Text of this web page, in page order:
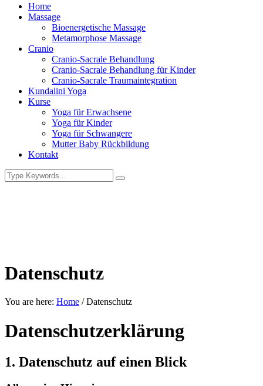
Home
Massage
Bioenergetische Massage
Metamorphose Massage
Cranio
Cranio-Sacrale Behandlung
Cranio-Sacrale Behandlung für Kinder
Cranio-Sacrale Traumaintegration
Kundalini Yoga
Kurse
Yoga für Erwachsene
Yoga für Kinder
Yoga für Schwangere
Mutter Baby Rückbildung
Kontakt
Datenschutz
You are here: Home /Datenschutz
Datenschutz­erklärung
1. Datenschutz auf einen Blick